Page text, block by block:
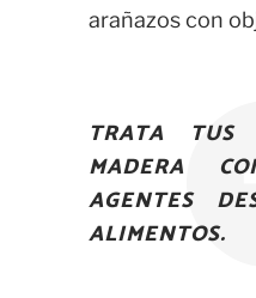
arañazos con
TRATA TUS
MADERA
AGENTES
ALIMENTOS.